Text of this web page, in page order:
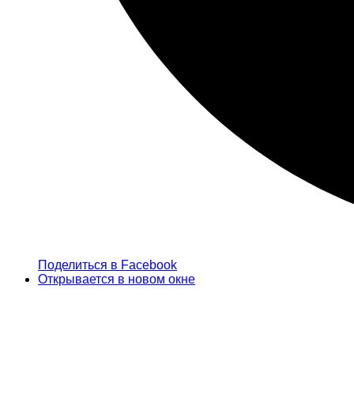
Поделиться в Facebook
Открывается в новом окне